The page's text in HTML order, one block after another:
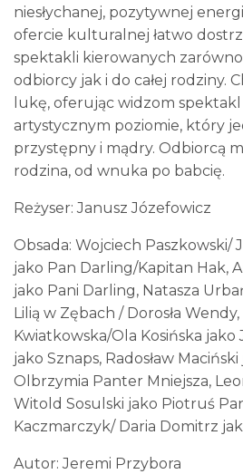
niesłychanej, pozytywnej
ofercie kulturalnej łatwo
spektakli kierowanych
odbiorcy jak i do całej rodziny.
lukę, oferując widzom
artystycznym poziomie, który
przystępny i mądry. Odbiorcą
rodzina, od wnuka po babcię.
Reżyser: Janusz Józefowicz
Obsada: Wojciech Paszkowski/
jako Pan Darling/Kapitan Hak,
jako Pani Darling, Natasza
Lilią w Zębach / Dorosła Wendy,
Kwiatkowska/Ola Kosińska jako
jako Sznaps, Radosław
Olbrzymia Panter Mniejsza,
Witold Sosulski jako Piotruś
Kaczmarczyk/ Daria Domitrz
Autor: Jeremi Przybora